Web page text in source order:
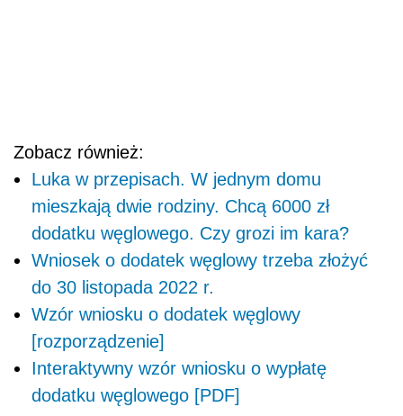
Zobacz również:
Luka w przepisach. W jednym domu
mieszkają dwie rodziny. Chcą 6000 zł
dodatku węglowego. Czy grozi im kara?
Wniosek o dodatek węglowy trzeba złożyć
do 30 listopada 2022 r.
Wzór wniosku o dodatek węglowy
[rozporządzenie]
Interaktywny wzór wniosku o wypłatę
dodatku węglowego [PDF]